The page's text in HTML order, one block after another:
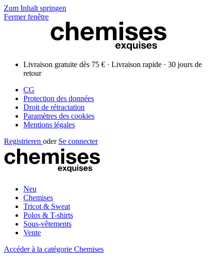
Zum Inhalt springen
Fermer fenêtre
Livraison gratuite dès 75 € · Livraison rapide · 30 jours de
retour
CG
Protection des données
Droit de rétractation
Paramètres des cookies
Mentions légales
Registrieren oder Se connecter
Neu
Chemises
Tricot & Sweat
Polos & T-shirts
Sous-vêtements
Vente
Accéder à la catégorie Chemises